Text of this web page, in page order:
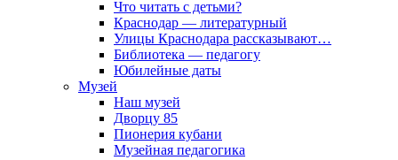
Что читать с детьми?
Краснодар — литературный
Улицы Краснодара рассказывают…
Библиотека — педагогу
Юбилейные даты
Музей
Наш музей
Дворцу 85
Пионерия кубани
Музейная педагогика